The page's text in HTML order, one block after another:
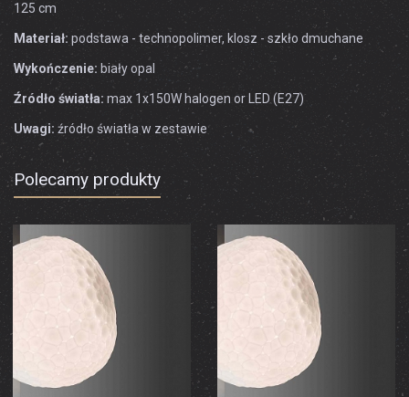
125 cm
Materiał: podstawa - technopolimer, klosz - szkło dmuchane
Wykończenie: biały opal
Źródło światła: max 1x150W halogen or LED (E27)
Uwagi: źródło światła w zestawie
Polecamy produkty